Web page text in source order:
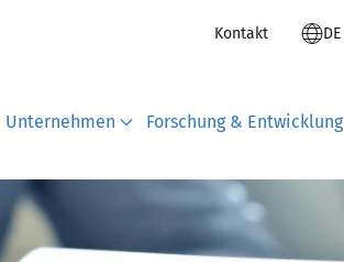
Kontakt DE
Unternehmen Forschung & Entwicklung